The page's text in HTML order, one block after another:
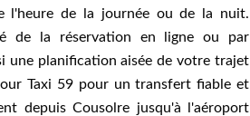
l'heure de la journée ou de la nuit.
de la réservation en ligne ou par
une planification aisée de votre trajet
Taxi 59 pour un transfert fiable et
depuis Cousolre jusqu'à l'aéroport